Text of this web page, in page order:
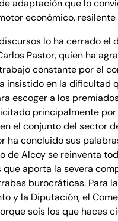
adaptación que lo
económico, resilente
lo ha cerrado el
Pastor, quien ha
constante por el
insistido en la dificultad
escoger a los
principalmente por
el conjunto del sector
ha concluido sus
de Alcoy se reinventa
aporta la severa
burocráticas. Para
y la Diputación, el
sois los que haces